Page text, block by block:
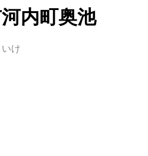
内町奥池
け